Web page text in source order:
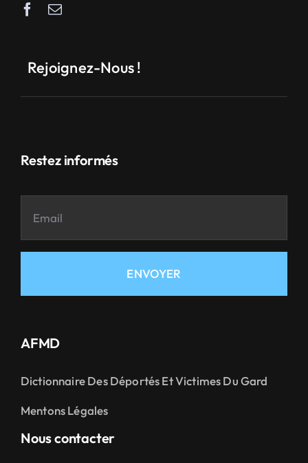
Rejoignez-Nous !
Restez informés
ENVOYER
AFMD
Dictionnaire Des Déportés Et Victimes Du Gard
Mentons Légales
Nous contacter